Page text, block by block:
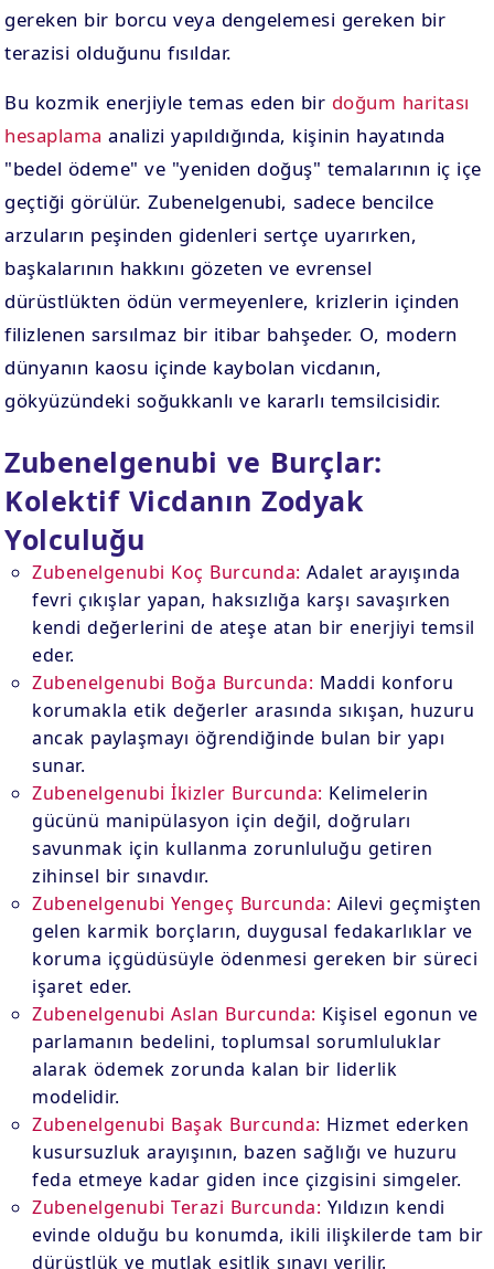
gereken bir borcu veya dengelemesi gereken bir
terazisi olduğunu fısıldar.
Bu kozmik enerjiyle temas eden bir doğum haritası
hesaplama analizi yapıldığında, kişinin hayatında
"bedel ödeme" ve "yeniden doğuş" temalarının iç içe
geçtiği görülür. Zubenelgenubi, sadece bencilce
arzuların peşinden gidenleri sertçe uyarırken,
başkalarının hakkını gözeten ve evrensel
dürüstlükten ödün vermeyenlere, krizlerin içinden
filizlenen sarsılmaz bir itibar bahşeder. O, modern
dünyanın kaosu içinde kaybolan vicdanın,
gökyüzündeki soğukkanlı ve kararlı temsilcisidir.
Zubenelgenubi ve Burçlar:
Kolektif Vicdanın Zodyak
Yolculuğu
Zubenelgenubi Koç Burcunda: Adalet arayışında
fevri çıkışlar yapan, haksızlığa karşı savaşırken
kendi değerlerini de ateşe atan bir enerjiyi temsil
eder.
Zubenelgenubi Boğa Burcunda: Maddi konforu
korumakla etik değerler arasında sıkışan, huzuru
ancak paylaşmayı öğrendiğinde bulan bir yapı
sunar.
Zubenelgenubi İkizler Burcunda: Kelimelerin
gücünü manipülasyon için değil, doğruları
savunmak için kullanma zorunluluğu getiren
zihinsel bir sınavdır.
Zubenelgenubi Yengeç Burcunda: Ailevi geçmişten
gelen karmik borçların, duygusal fedakarlıklar ve
koruma içgüdüsüyle ödenmesi gereken bir süreci
işaret eder.
Zubenelgenubi Aslan Burcunda: Kişisel egonun ve
parlamanın bedelini, toplumsal sorumluluklar
alarak ödemek zorunda kalan bir liderlik
modelidir.
Zubenelgenubi Başak Burcunda: Hizmet ederken
kusursuzluk arayışının, bazen sağlığı ve huzuru
feda etmeye kadar giden ince çizgisini simgeler.
Zubenelgenubi Terazi Burcunda: Yıldızın kendi
evinde olduğu bu konumda, ikili ilişkilerde tam bir
dürüstlük ve mutlak eşitlik sınavı verilir.